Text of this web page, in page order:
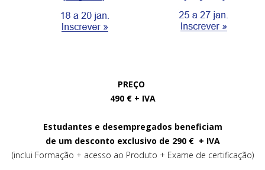
PREÇO
490 € + IVA
Estudantes e desempregados beneficiam
de um desconto exclusivo de 290 € + IVA
(inclui Formação + acesso ao Produto + Exame de certificação)